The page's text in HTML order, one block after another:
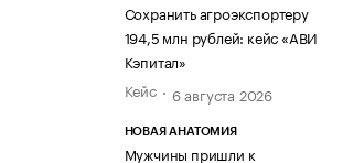
Сохранить агроэкспортеру
194,5 млн рублей: кейс «АВИ
Кэпитал»
Кейс
6 августа 2026
НОВАЯ АНАТОМИЯ
Мужчины пришли к